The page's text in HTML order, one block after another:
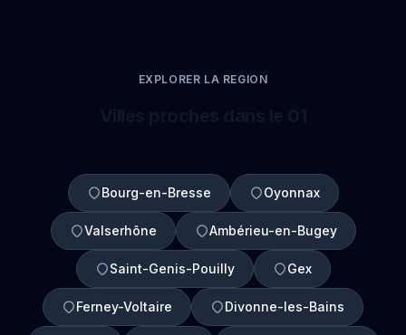
EXPLORER LA REGION
Bourg-en-Bresse Oyonnax
Valserhône Ambérieu-en-Bugey
Saint-Genis-Pouilly Gex
Ferney-Voltaire Divonne-les-Bains